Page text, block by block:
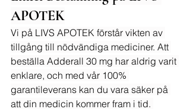
APOTEK
Vi på LIVS APOTEK förstår vikten av
tillgång till nödvändiga mediciner. Att
beställa Adderall 30 mg har aldrig varit
enklare, och med vår 100%
garantileverans kan du vara säker på
att din medicin kommer fram i tid.